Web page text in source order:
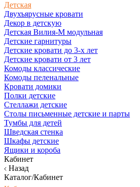
Детская
Двухъярусные кровати
Декор в детскую
Детская Вилия-М модульная
Детские гарнитуры
Детские кровати до 3-х лет
Детские кровати от 3 лет
Комоды классические
Комоды пеленальные
Кровати домики
Полки детские
Стеллажи детские
Столы письменные детские и парты
Тумбы для детей
Шведская стенка
Шкафы детские
Ящики и короба
Кабинет
Назад
Каталог/Кабинет